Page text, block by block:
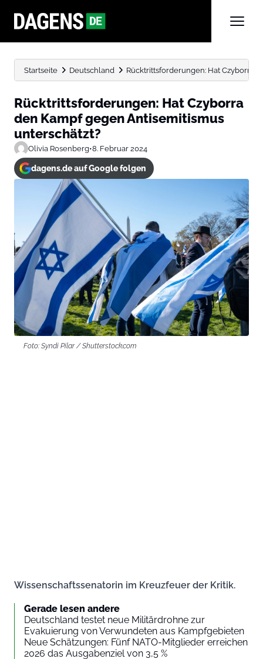
Startseite Deutschland Rücktrittsforderungen: Hat Czyborra
Rücktrittsforderungen: Hat Czyborra
den Kampf gegen Antisemitismus
unterschätzt?
Olivia Rosenberg•8. Februar 2024
dagens.de auf Google folgen
Foto: Syndi Pilar / Shutterstock.com
Wissenschaftssenatorin im Kreuzfeuer der Kritik.
Gerade lesen andere
Deutschland testet neue Militärdrohne zur
Evakuierung von Verwundeten aus Kampfgebieten
Neue Schätzungen: Fünf NATO-Mitglieder erreichen
2026 das Ausgabenziel von 3,5 %